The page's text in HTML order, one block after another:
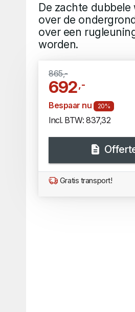
De zachte
over de
over een
worden.
865,-
692,-
Bespaar nu 20%
Incl. BTW: 837,32
Gratis transport!